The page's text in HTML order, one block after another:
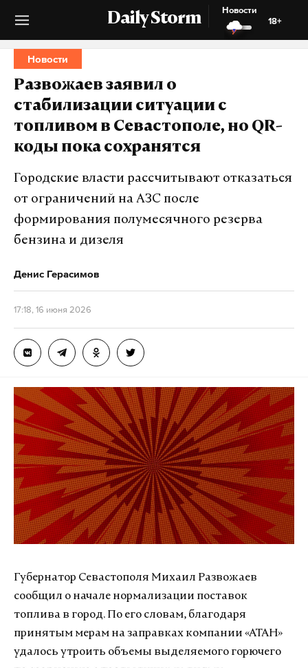
Daily Storm
Новости
18+
Новости
Развожаев заявил о
стабилизации ситуации с
топливом в Севастополе, но QR-
коды пока сохранятся
Городские власти рассчитывают отказаться
от ограничений на АЗС после
формирования полумесячного резерва
бензина и дизеля
Денис Герасимов
17:18, 16 июня 2026
Губернатор Севастополя Михаил Развожаев
сообщил о начале нормализации поставок
топлива в город. По его словам, благодаря
принятым мерам на заправках компании «АТАН»
удалось утроить объемы выделяемого горючего